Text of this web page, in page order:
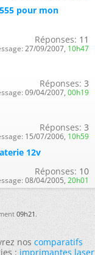
pour mon
Réponses: 11
27/09/2007, 10h47
Réponses: 3
09/04/2007, 00h19
Réponses: 3
15/07/2006, 10h59
12v
Réponses: 10
08/04/2005, 20h01
09h21.
noscomparatifs
:imprimantes laser